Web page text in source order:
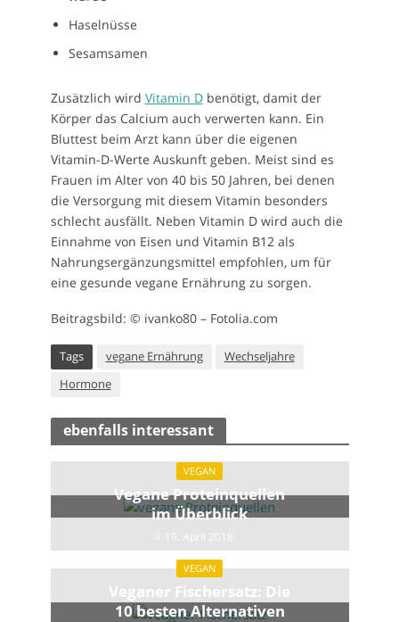
Haselnüsse
Sesamsamen
Zusätzlich wird Vitamin Dbenötigt, damit der
Körper das Calcium auch verwerten kann. Ein
Bluttest beim Arzt kann über die eigenen
Vitamin-D-Werte Auskunft geben. Meist sind es
Frauen im Alter von 40 bis 50 Jahren, bei denen
die Versorgung mit diesem Vitamin besonders
schlecht ausfällt. Neben Vitamin D wird auch die
Einnahme von Eisen und Vitamin B12 als
Nahrungsergänzungsmittel empfohlen, um für
eine gesunde vegane Ernährung zu sorgen.
Beitragsbild: © ivanko80 – Fotolia.com
Tags vegane Ernährung
Wechseljahre
Hormone
ebenfalls interessant
VEGAN
Vegane Proteinquellen
im Überblick
19. April 2018
VEGAN
Veganer Fischersatz: Die
10 besten Alternativen